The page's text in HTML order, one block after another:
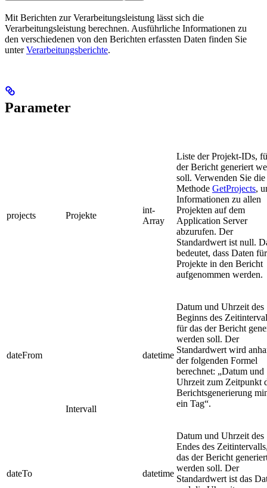
Mit Berichten zur Verarbeitungsleistung lässt sich die
Verarbeitungsleistung berechnen. Ausführliche Informationen zu
den verschiedenen von den Berichten erfassten Daten finden Sie
unterVerarbeitungsberichte.
Parameter
projects Projekte
int-
Array
Liste der Projekt-IDs,
der Bericht generiert
soll. Verwenden Sie die
Methode GetProjects,
Informationen zu allen
Projekten auf dem
Application Server
abzurufen. Der
Standardwert ist null.
bedeutet, dass Daten
Projekte in den Bericht
aufgenommen werden.
dateFrom
Intervall
datetime
Datum und Uhrzeit des
Beginns des
für das der Bericht
werden soll. Der
Standardwert wird
der folgenden Formel
berechnet: „Datum und
Uhrzeit zum Zeitpunkt
Berichtsgenerierung
ein Tag“.
dateTo datetime
Datum und Uhrzeit des
Endes des
das der Bericht
werden soll. Der
Standardwert ist das